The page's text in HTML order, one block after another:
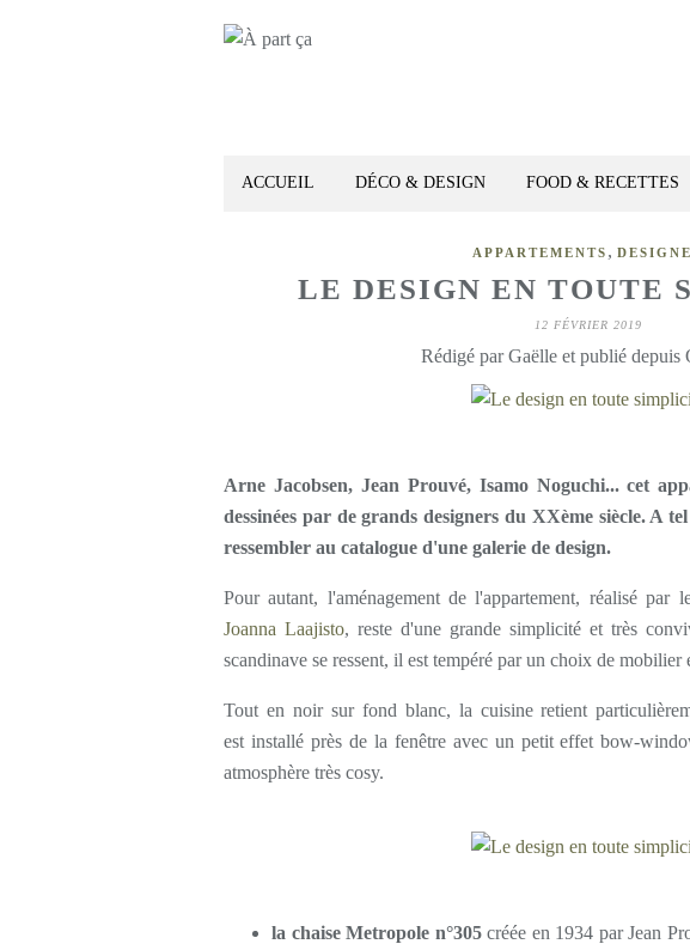
ACCUEIL DÉCO & DESIGN FOOD & RECETTES
APPARTEMENTS ,
LE DESIGN EN TOUTE
12 FÉVRIER 2019
Rédigé par Gaëlle et publié depuis
Arne Jacobsen, Jean Prouvé, Isamo Noguchi... cet
dessinées par de grands designers du XXème siècle. A
ressembler au catalogue d'une galerie de design.
Pour autant, l'aménagement de l'appartement, réalisé par
Joanna Laajisto, reste d'une grande simplicité et très
scandinave se ressent, il est tempéré par un choix de mobilier
Tout en noir sur fond blanc, la cuisine retient
est installé près de la fenêtre avec un petit effet bow-
atmosphère très cosy.
la chaise Metropole n°305créée en 1934 par Jean